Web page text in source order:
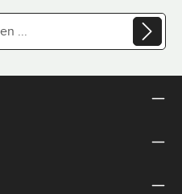
Felder sind Pflichtfelder.